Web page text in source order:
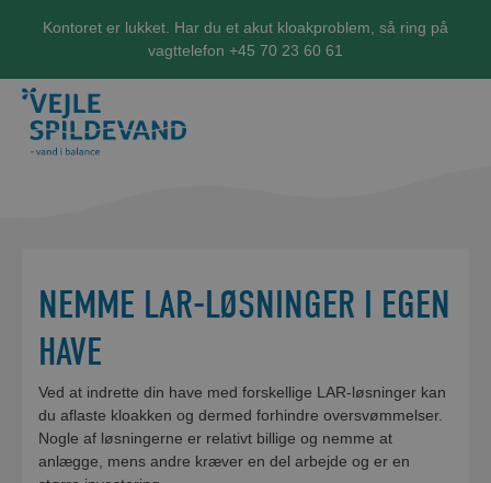
Kontoret er lukket. Har du et akut kloakproblem, så ring på
vagttelefon +45 70 23 60 61
NEMME LAR-LØSNINGER I EGEN
HAVE
Ved at indrette din have med forskellige LAR-løsninger kan
du aflaste kloakken og dermed forhindre oversvømmelser.
Nogle af løsningerne er relativt billige og nemme at
anlægge, mens andre kræver en del arbejde og er en